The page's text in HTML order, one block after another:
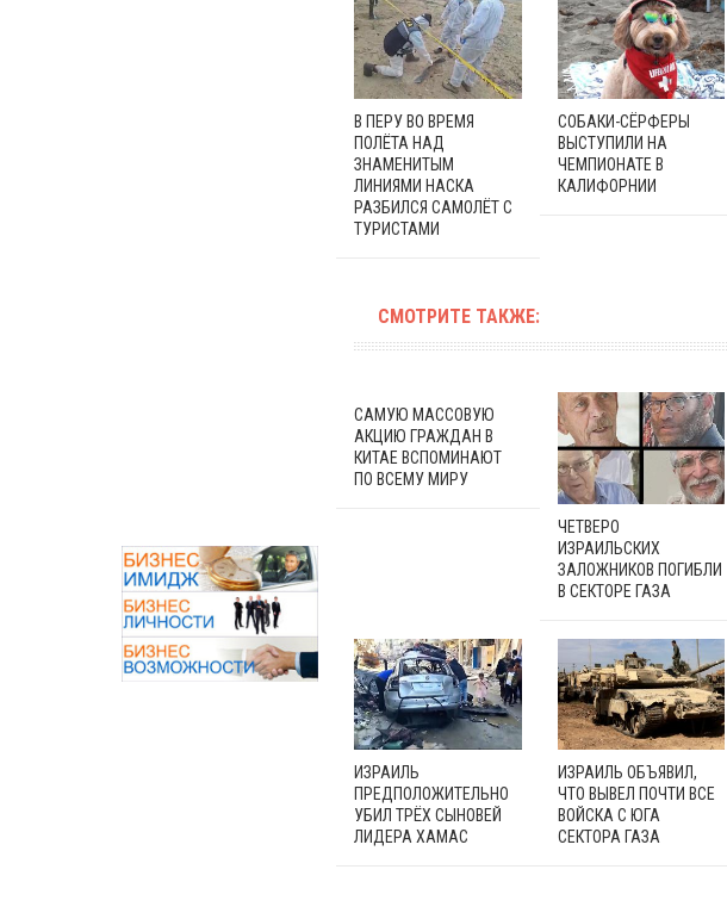
В ПЕРУ ВО ВРЕМЯ
ПОЛЁТА НАД
ЗНАМЕНИТЫМ
ЛИНИЯМИ НАСКА
РАЗБИЛСЯ САМОЛЁТ С
ТУРИСТАМИ
СОБАКИ-СЁРФЕРЫ
ВЫСТУПИЛИ НА
ЧЕМПИОНАТЕ В
КАЛИФОРНИИ
СМОТРИТЕ ТАКЖЕ:
САМУЮ МАССОВУЮ
АКЦИЮ ГРАЖДАН В
КИТАЕ ВСПОМИНАЮТ
ПО ВСЕМУ МИРУ
ЧЕТВЕРО
ИЗРАИЛЬСКИХ
ЗАЛОЖНИКОВ ПОГИБЛИ
В СЕКТОРЕ ГАЗА
ИЗРАИЛЬ
ПРЕДПОЛОЖИТЕЛЬНО
УБИЛ ТРЁХ СЫНОВЕЙ
ЛИДЕРА ХАМАС
ИЗРАИЛЬ ОБЪЯВИЛ,
ЧТО ВЫВЕЛ ПОЧТИ ВСЕ
ВОЙСКА С ЮГА
СЕКТОРА ГАЗА